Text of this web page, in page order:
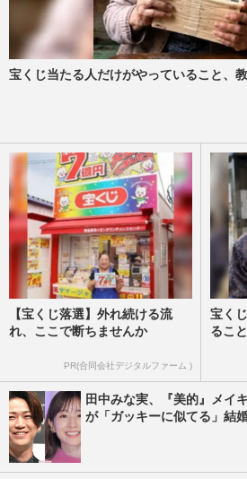
宝くじ当たる人だけがやっていること、
【宝くじ落選】外れ続ける流
れ、ここで断ちませんか
PR(合同会社デジタルファーム )
宝く
るこ
田中みな実、『美的』メイ
が「ガッキーに似てる」結